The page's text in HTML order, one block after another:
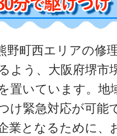
野町西エリアの修
よう、大阪府堺市
置いています。地
け緊急対応が可能
業となるために、